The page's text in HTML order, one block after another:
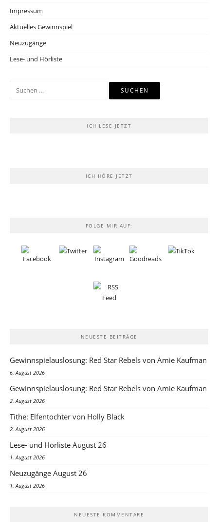
Impressum
Aktuelles Gewinnspiel
Neuzugänge
Lese- und Hörliste
Suchen
ICH LESE JETZT
ICH HÖRE JETZT
FOLGE MIR AUF:
NEUESTE BEITRÄGE
Gewinnspielauslosung: Red Star Rebels von Amie Kaufman
6. August 2026
Gewinnspielauslosung: Red Star Rebels von Amie Kaufman
2. August 2026
Tithe: Elfentochter von Holly Black
2. August 2026
Lese- und Hörliste August 26
1. August 2026
Neuzugänge August 26
1. August 2026
NEUESTE KOMMENTARE